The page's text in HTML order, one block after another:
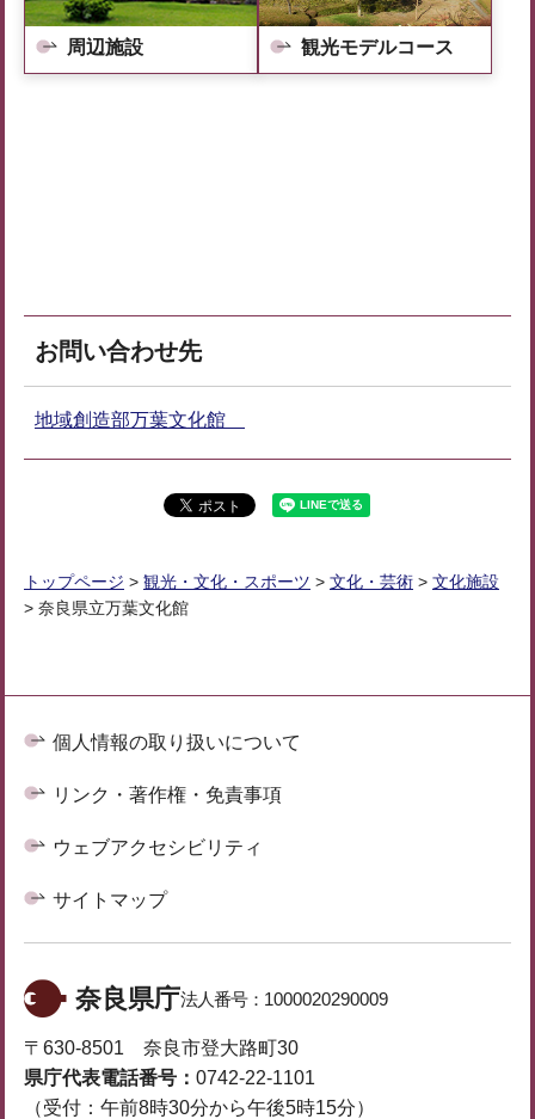
周辺施設 観光モデルコース
お問い合わせ先
地域創造部万葉文化館
トップページ > 観光・文化・スポーツ > 文化・芸術 > 文化施設
> 奈良県立万葉文化館
個人情報の取り扱いについて
リンク・著作権・免責事項
ウェブアクセシビリティ
サイトマップ
奈良県庁法人番号： 1000020290009
〒630-8501 奈良市登大路町30
県庁代表電話番号： 0742-22-1101
（受付：午前8時30分から午後5時15分）